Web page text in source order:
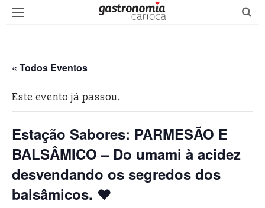
« Todos Eventos
Este evento já passou.
Estação Sabores: PARMESÃO E
BALSÂMICO – Do umami à acidez
desvendando os segredos dos
balsâmicos. ❤️